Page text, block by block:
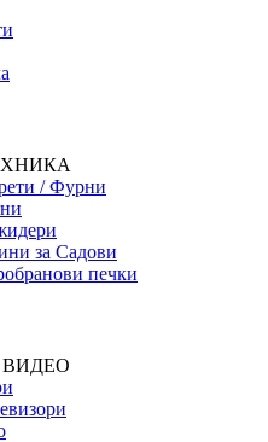
/ Фурни
за Садови
печки
ВИДЕО